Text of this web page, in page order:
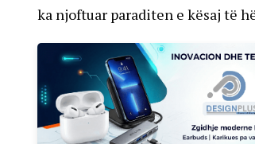
ka njoftuar paraditen e kësaj të